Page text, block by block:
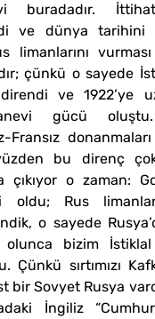
buradadır.
ve dünya tarihini
limanlarını
çünkü o sayede
ve 1922’ye
gücü oluştu.
donanmaları
bu direnç
o zaman:
Rus
o sayede
olunca bizim İstiklal
Çünkü sırtımızı
bir Sovyet Rusya
İngiliz